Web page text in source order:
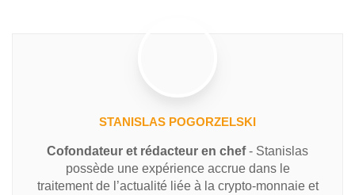
STANISLAS POGORZELSKI
Cofondateur et rédacteur en chef- Stanislas
possède une expérience accrue dans le
traitement de l’actualité liée à la crypto-monnaie et